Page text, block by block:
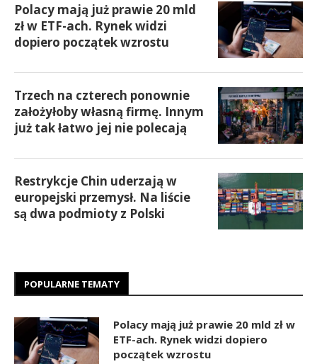
Polacy mają już prawie 20 mld
zł w ETF-ach. Rynek widzi
dopiero początek wzrostu
Trzech na czterech ponownie
założyłoby własną firmę. Innym
już tak łatwo jej nie polecają
Restrykcje Chin uderzają w
europejski przemysł. Na liście
są dwa podmioty z Polski
POPULARNE TEMATY
Polacy mają już prawie 20 mld zł w
ETF-ach. Rynek widzi dopiero
początek wzrostu